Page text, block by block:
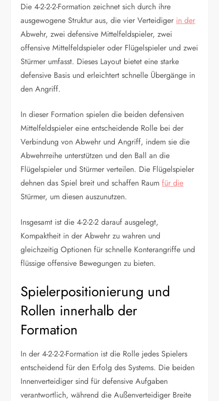
Die 4-2-2-2-Formation zeichnet sich durch ihre
ausgewogene Struktur aus, die vier Verteidiger in der
Abwehr, zwei defensive Mittelfeldspieler, zwei
offensive Mittelfeldspieler oder Flügelspieler und zwei
Stürmer umfasst. Dieses Layout bietet eine starke
defensive Basis und erleichtert schnelle Übergänge in
den Angriff.
In dieser Formation spielen die beiden defensiven
Mittelfeldspieler eine entscheidende Rolle bei der
Verbindung von Abwehr und Angriff, indem sie die
Abwehrreihe unterstützen und den Ball an die
Flügelspieler und Stürmer verteilen. Die Flügelspieler
dehnen das Spiel breit und schaffen Raumfür die
Stürmer, um diesen auszunutzen.
Insgesamt ist die 4-2-2-2 darauf ausgelegt,
Kompaktheit in der Abwehr zu wahren und
gleichzeitig Optionen für schnelle Konterangriffe und
flüssige offensive Bewegungen zu bieten.
Spielerpositionierung und
Rollen innerhalb der
Formation
In der 4-2-2-2-Formation ist die Rolle jedes Spielers
entscheidend für den Erfolg des Systems. Die beiden
Innenverteidiger sind für defensive Aufgaben
verantwortlich, während die Außenverteidiger Breite